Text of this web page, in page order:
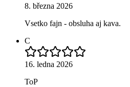
8. března 2026
Vsetko fajn - obsluha aj kava.
C
16. ledna 2026
ToP